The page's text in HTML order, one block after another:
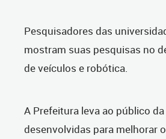
Pesquisadores das
mostram suas pesquisas no
de veículos e robótica.
A Prefeitura leva ao público
desenvolvidas para melhorar